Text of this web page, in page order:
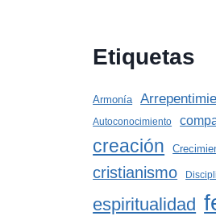
Etiquetas
Armonía
Autoconocimiento
creación
cristianismo
espiritualidad